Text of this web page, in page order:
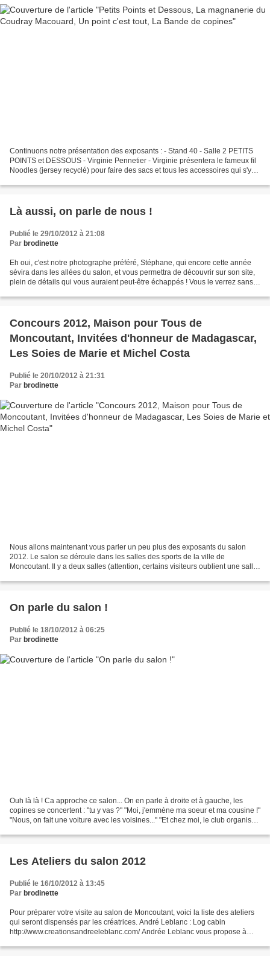
Continuons notre présentation des exposants : - Stand 40 - Salle 2 PETITS
POINTS et DESSOUS - Virginie Pennetier - Virginie présentera le fameux fil
Noodles (jersey recyclé) pour faire des sacs et tous les accessoires qui s'y
Là aussi, on parle de nous !
Publié le 29/10/2012 à 21:08
Par brodinette
Eh oui, c'est notre photographe préféré, Stéphane, qui encore cette année
sévira dans les allées du salon, et vous permettra de découvrir sur son site,
plein de détails qui vous auraient peut-être échappés ! Vous le verrez sans
Concours 2012, Maison pour Tous de
Moncoutant, Invitées d'honneur de Madagascar,
Les Soies de Marie et Michel Costa
Publié le 20/10/2012 à 21:31
Par brodinette
Nous allons maintenant vous parler un peu plus des exposants du salon
2012. Le salon se déroule dans les salles des sports de la ville de
Moncoutant. Il y a deux salles (attention, certains visiteurs oublient une salle
On parle du salon !
Publié le 18/10/2012 à 06:25
Par brodinette
Ouh là là ! Ca approche ce salon... On en parle à droite et à gauche, les
copines se concertent : "tu y vas ?" "Moi, j'emmène ma soeur et ma cousine !"
"Nous, on fait une voiture avec les voisines..." "Et chez moi, le club organise
Les Ateliers du salon 2012
Publié le 16/10/2012 à 13:45
Par brodinette
Pour préparer votre visite au salon de Moncoutant, voici la liste des ateliers
qui seront dispensés par les créatrices. André Leblanc : Log cabin
http://www.creationsandreeleblanc.com/ Andrée Leblanc vous propose à